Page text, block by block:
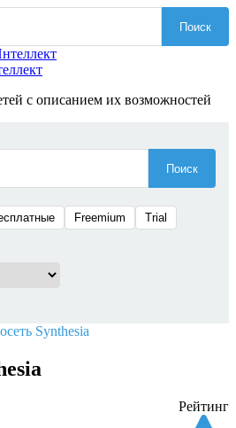
Поиск
с описанием их возможностей
Поиск
Freemium
Trial
Synthesia
Рейтинг